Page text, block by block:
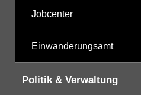
Jobcenter
Einwanderungsamt
Politik & Verwaltung